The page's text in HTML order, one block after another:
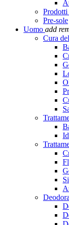
Pre-sole
Uomo add
Cura